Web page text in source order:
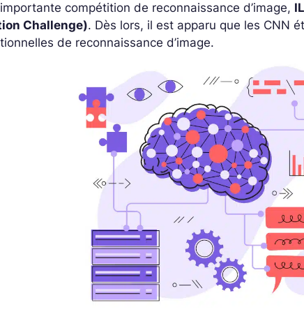
compétition de reconnaissance d’image,
Challenge). Dès lors, il est apparu que les CNN
de reconnaissance d’image.